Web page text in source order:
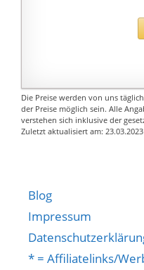
ist
Die Preise werden von uns
der Preise möglich sein. Alle
verstehen sich inklusive der
Zuletzt aktualisiert am:
Blog
Impressum
* = Affiliatelinks/